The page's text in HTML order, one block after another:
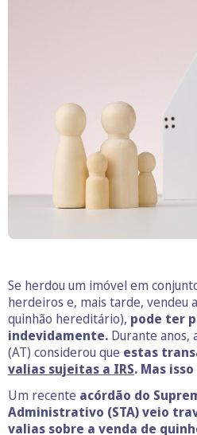
Se herdou um imóvel em
herdeiros e, mais tarde, vendeu
quinhão hereditário), pode ter
indevidamente. Durante anos,
(AT) considerou que estas
valias sujeitas a IRS. Mas
Um recente acórdão do
Administrativo (STA) veio
valias sobre a venda de